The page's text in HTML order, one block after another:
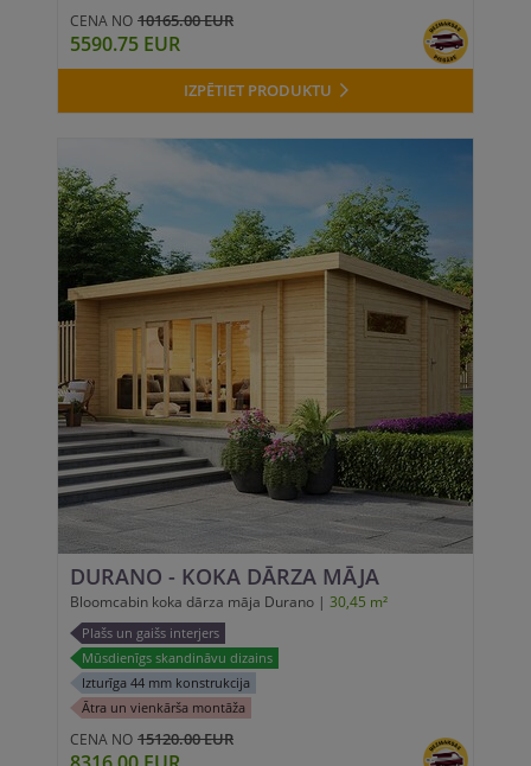
CENA NO 10165.00 EUR
5590.75 EUR
IZPĒTIET PRODUKTU
DURANO - KOKA DĀRZA MĀJA
Bloomcabin koka dārza māja Durano | 30,45 m²
Plašs un gaišs interjers
Mūsdienīgs skandināvu dizains
Izturīga 44 mm konstrukcija
Ātra un vienkārša montāža
CENA NO 15120.00 EUR